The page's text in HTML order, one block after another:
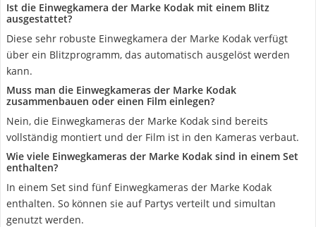
Ist die Einwegkamera der Marke Kodak mit einem Blitz
ausgestattet?
Diese sehr robuste Einwegkamera der Marke Kodak verfügt
über ein Blitzprogramm, das automatisch ausgelöst werden
kann.
Muss man die Einwegkameras der Marke Kodak
zusammenbauen oder einen Film einlegen?
Nein, die Einwegkameras der Marke Kodak sind bereits
vollständig montiert und der Film ist in den Kameras verbaut.
Wie viele Einwegkameras der Marke Kodak sind in einem Set
enthalten?
In einem Set sind fünf Einwegkameras der Marke Kodak
enthalten. So können sie auf Partys verteilt und simultan
genutzt werden.